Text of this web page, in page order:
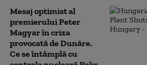
Mesaj optimist al
premierului Peter
Magyar în criza
provocată de Dunăre.
Ce se întâmplă cu